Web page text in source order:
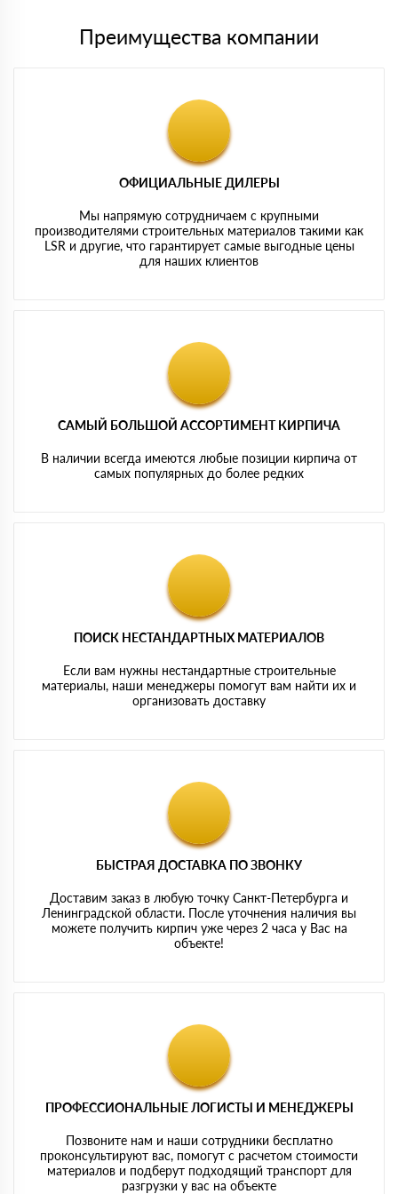
Преимущества компании
ОФИЦИАЛЬНЫЕ ДИЛЕРЫ
Мы напрямую сотрудничаем с крупными
производителями строительных материалов такими как
LSR и другие, что гарантирует самые выгодные цены
для наших клиентов
САМЫЙ БОЛЬШОЙ АССОРТИМЕНТ КИРПИЧА
В наличии всегда имеются любые позиции кирпича от
самых популярных до более редких
ПОИСК НЕСТАНДАРТНЫХ МАТЕРИАЛОВ
Если вам нужны нестандартные строительные
материалы, наши менеджеры помогут вам найти их и
организовать доставку
БЫСТРАЯ ДОСТАВКА ПО ЗВОНКУ
Доставим заказ в любую точку Санкт-Петербурга и
Ленинградской области. После уточнения наличия вы
можете получить кирпич уже через 2 часа у Вас на
объекте!
ПРОФЕССИОНАЛЬНЫЕ ЛОГИСТЫ И МЕНЕДЖЕРЫ
Позвоните нам и наши сотрудники бесплатно
проконсультируют вас, помогут с расчетом стоимости
материалов и подберут подходящий транспорт для
разгрузки у вас на объекте